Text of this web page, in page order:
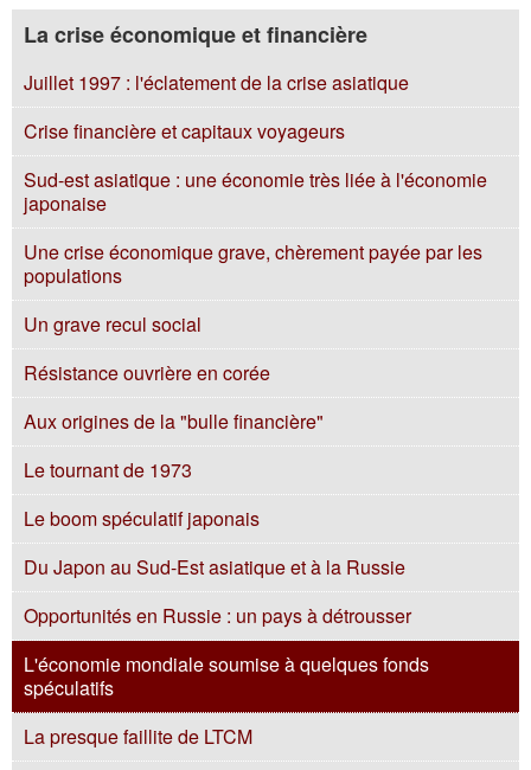
La crise économique et financière
Juillet 1997 : l'éclatement de la crise asiatique
Crise financière et capitaux voyageurs
Sud-est asiatique : une économie très liée à l'économie
japonaise
Une crise économique grave, chèrement payée par les
populations
Un grave recul social
Résistance ouvrière en corée
Aux origines de la "bulle financière"
Le tournant de 1973
Le boom spéculatif japonais
Du Japon au Sud-Est asiatique et à la Russie
Opportunités en Russie : un pays à détrousser
L'économie mondiale soumise à quelques fonds
spéculatifs
La presque faillite de LTCM